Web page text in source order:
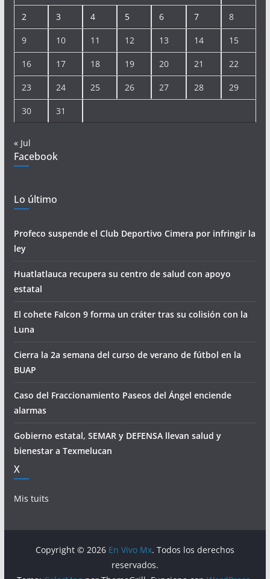
2 3 4 5 6 7 8
9 10 11 12 13 14 15
16 17 18 19 20 21 22
23 24 25 26 27 28 29
30 31
« Jul
Facebook
Lo último
Profeco suspende el Club Deportivo Cimera por infringir la
ley
Huatlatlauca recupera su centro de salud con apoyo
estatal
El cohete Falcon 9 forma un cráter tras su colisión con la
Luna
Cierra la 2a semana del curso de verano de fútbol en la
BUAP
Caso del Fraccionamiento Paseos del Ángel enciende
alarmas
Gobierno estatal, SEMAR y DEFENSA llevan salud y
bienestar a Texmelucan
X
Mis tuits
Copyright © 2026 En Vivo Mx. Todos los derechos
reservados.